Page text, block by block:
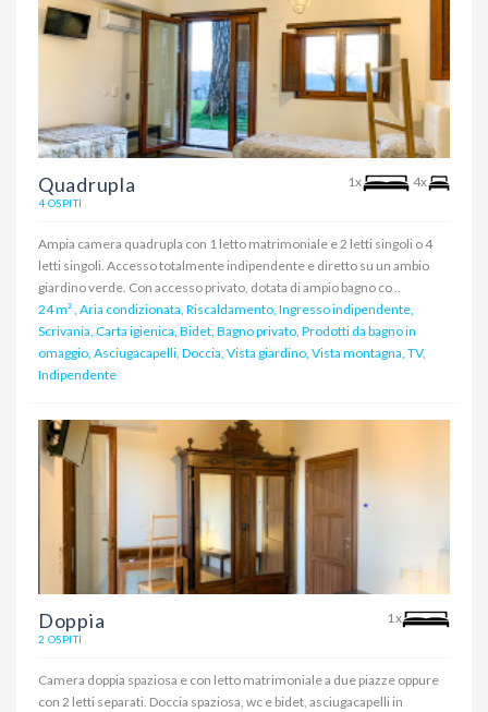
Quadrupla 1x 4x
4 OSPITI
Ampia camera quadrupla con 1 letto matrimoniale e 2 letti singoli o 4
letti singoli. Accesso totalmente indipendente e diretto su un ambio
giardino verde. Con accesso privato, dotata di ampio bagno co ..
24 m², Aria condizionata, Riscaldamento, Ingresso indipendente,
Scrivania, Carta igienica, Bidet, Bagno privato, Prodotti da bagno in
omaggio, Asciugacapelli, Doccia, Vista giardino, Vista montagna, TV,
Indipendente
Doppia 1x
2 OSPITI
Camera doppia spaziosa e con letto matrimoniale a due piazze oppure
con 2 letti separati. Doccia spaziosa, wc e bidet, asciugacapelli in